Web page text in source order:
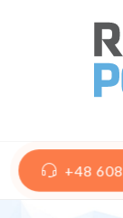
+48